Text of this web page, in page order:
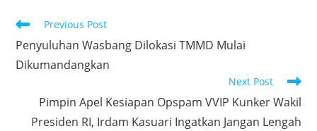
e
b
o
k
er s
A
p
dI
n
Read
articles
Previous Post
Penyuluhan Wasbang Dilokasi TMMD Mulai
Dikumandangkan
Next Post
Pimpin Apel Kesiapan Opspam VVIP Kunker Wakil
Presiden RI, Irdam Kasuari Ingatkan Jangan Lengah